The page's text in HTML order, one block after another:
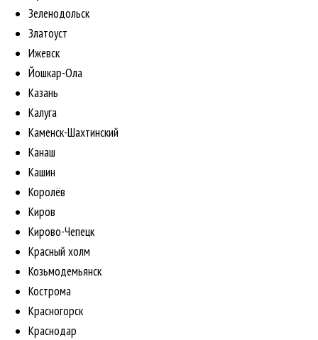
Зеленодольск
Златоуст
Ижевск
Йошкар-Ола
Казань
Калуга
Каменск-Шахтинский
Канаш
Кашин
Королёв
Киров
Кирово-Чепецк
Красный холм
Козьмодемьянск
Кострома
Красногорск
Краснодар